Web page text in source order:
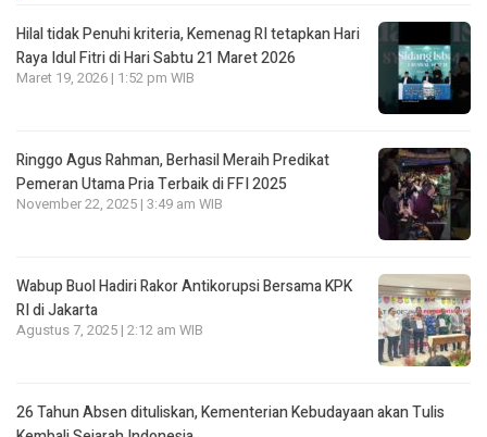
Hilal tidak Penuhi kriteria, Kemenag RI tetapkan Hari
Raya Idul Fitri di Hari Sabtu 21 Maret 2026
Maret 19, 2026 | 1:52 pm WIB
Ringgo Agus Rahman, Berhasil Meraih Predikat
Pemeran Utama Pria Terbaik di FFI 2025
November 22, 2025 | 3:49 am WIB
Wabup Buol Hadiri Rakor Antikorupsi Bersama KPK
RI di Jakarta
Agustus 7, 2025 | 2:12 am WIB
26 Tahun Absen dituliskan, Kementerian Kebudayaan akan Tulis